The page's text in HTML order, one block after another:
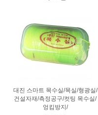
대진 스마트 목수실/목실/형광실/
건설자재/측정공구/컷팅 목수실/
엉킴방지/